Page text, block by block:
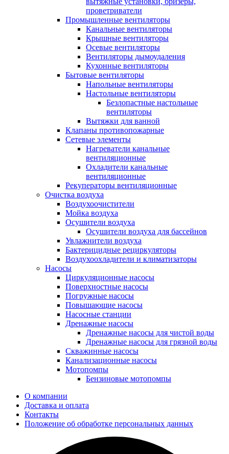
проветриватели
Промышленные вентиляторы
Канальные вентиляторы
Крышные вентиляторы
Осевые вентиляторы
Вентиляторы дымоудаления
Кухонные вентиляторы
Бытовые вентиляторы
Напольные вентиляторы
Настольные вентиляторы
Безлопастные настольные
вентиляторы
Вытяжки для ванной
Клапаны противопожарные
Сетевые элементы
Нагреватели канальные
вентиляционные
Охладители канальные
вентиляционные
Рекуператоры вентиляционные
Очистка воздуха
Воздухоочистители
Мойка воздуха
Осушители воздуха
Осушители воздуха для бассейнов
Увлажнители воздуха
Бактерицидные рециркуляторы
Воздухоохладители и климатизаторы
Насосы
Циркуляционные насосы
Поверхностные насосы
Погружные насосы
Повышающие насосы
Насосные станции
Дренажные насосы
Дренажные насосы для чистой воды
Дренажные насосы для грязной воды
Скважинные насосы
Канализационные насосы
Мотопомпы
Бензиновые мотопомпы
О компании
Доставка и оплата
Контакты
Положение об обработке персональных данных